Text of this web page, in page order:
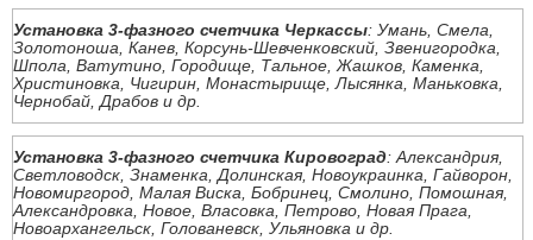
Установка 3-фазного счетчика Черкассы: Умань, Смела,
Золотоноша, Канев, Корсунь-Шевченковский, Звенигородка,
Шпола, Ватутино, Городище, Тальное, Жашков, Каменка,
Христиновка, Чигирин, Монастырище, Лысянка, Маньковка,
Чернобай, Драбов и др.
Установка 3-фазного счетчика Кировоград: Александрия,
Светловодск, Знаменка, Долинская, Новоукраинка, Гайворон,
Новомиргород, Малая Виска, Бобринец, Смолино, Помошная,
Александровка, Новое, Власовка, Петрово, Новая Прага,
Новоархангельск, Голованевск, Ульяновка и др.